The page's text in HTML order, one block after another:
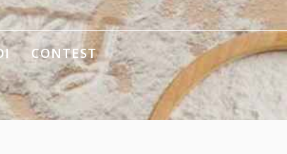
CONTEST